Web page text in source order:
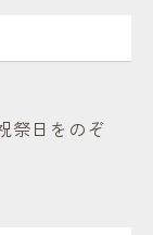
祭日をのぞ